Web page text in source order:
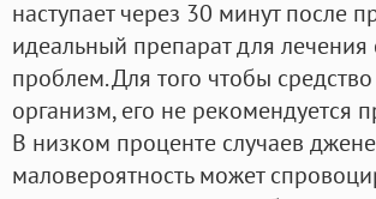
наступает через 30 минут после
идеальный препарат для
проблем. Для того чтобы
организм, его не рекомендуется
В низком проценте случаев
маловероятность может